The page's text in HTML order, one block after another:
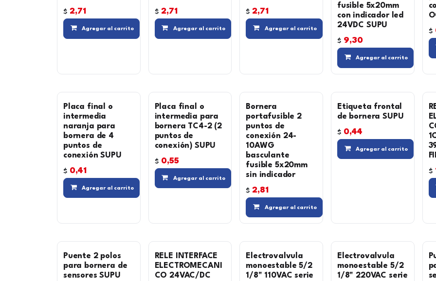
$ 2,71
Agregar al carrito Compara Agregar a la lista de deseos
$ 2,71
Agregar al carrito Compara Agregar a la lista de deseos
$2,71
Agregar al carrito Compara Agregar a
fusible 5x20mm
con indicador led
24VDC SUPU
$ 9,30
Agregar al carrito
$
Placa final o
intermedia
naranja para
bornera de 4
puntos de
conexión SUPU
$ 0,41
Agregar al carrito Compara Agregar a la lista de deseos
Placa final o
intermedia para
bornera TC4-2 (2
puntos de
conexión) SUPU
$ 0,55
Agregar al carrito Compara
Bornera
portafusible 2
puntos de
conexión 24-
10AWG
basculante
fusible 5x20mm
sin indicador
$2,81
Agregar al carrito
Etiqueta frontal
de bornera SUPU
$ 0,44
Agregar al carrito
$
Puente 2 polos
para bornera de
sensores SUPU
RELE INTERFACE
ELECTROMECANI
CO 24VAC/DC
Electrovalvula
monoestable 5/2
1/8" 110VAC serie
Electrovalvula
monoestable 5/2
1/8" 220VAC serie